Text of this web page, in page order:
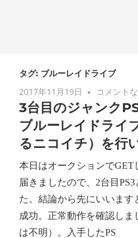
タグ: ブルーレイドライブ
2017年11月19日 コメント
3台目のジャンク
ブルーレイドライ
るニコイチ）を行
本日はオークションでGET
届きましたので、2台目
た。結論から先にいいま
成功。正常動作を確認し
は不明）。入手したPS